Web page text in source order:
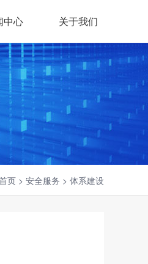
中心 关于我们
页 > 安全服务 > 体系建设